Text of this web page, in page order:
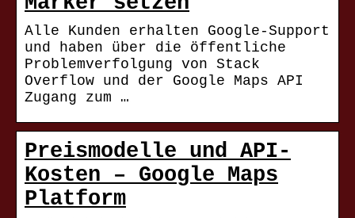
Alle Kunden erhalten Google-Support
und haben über die öffentliche
Problemverfolgung von Stack
Overflow und der Google Maps API
Zugang zum …
Preismodelle und API-
Kosten – Google Maps
Platform